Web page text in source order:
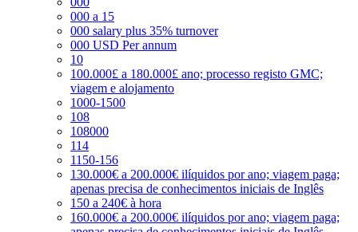
000 a 15
000 salary plus 35% turnover
000 USD Per annum
10
100.000£ a 180.000£ ano; processo registo GMC;
viagem e alojamento
1000-1500
108
108000
114
1150-156
130.000€ a 200.000€ ilíquidos por ano; viagem paga;
apenas precisa de conhecimentos iniciais de Inglês
150 a 240€ à hora
160.000€ a 200.000€ ilíquidos por ano; viagem paga;